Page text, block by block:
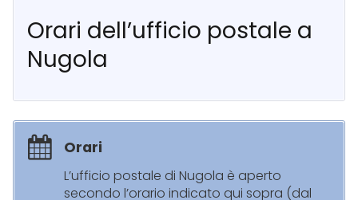
Orari dell’ufficio postale a
Nugola
Orari
L’ufficio postale di Nugola è aperto
secondo l’orario indicato qui sopra (dal